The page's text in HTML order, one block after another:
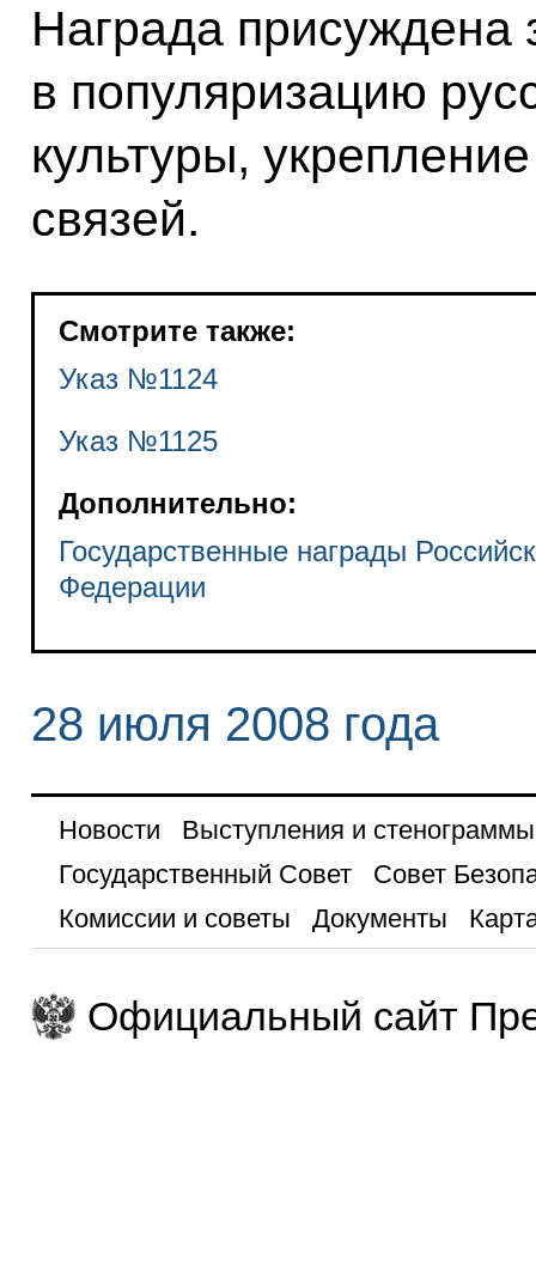
Награда присуждена
в популяризацию
культуры,
связей.
Смотрите также:
Указ №1124
Указ №1125
Дополнительно:
Государственные награды
Федерации
28 июля 2008 года
Новости
Выступления и стенограммы
Государственный Совет
Совет
Комиссии и советы
Документы
Официальный сайт